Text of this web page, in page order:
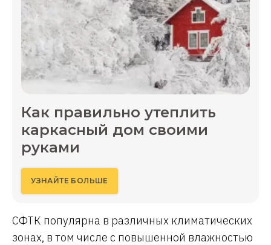
Как правильно утеплить
каркасный дом своими
руками
УЗНАЙТЕ БОЛЬШЕ
СФТК популярна в различных климатических
зонах, в том числе с повышенной влажностью